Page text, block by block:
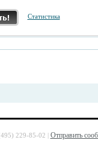
Статистика
229-85-02 | Отправить